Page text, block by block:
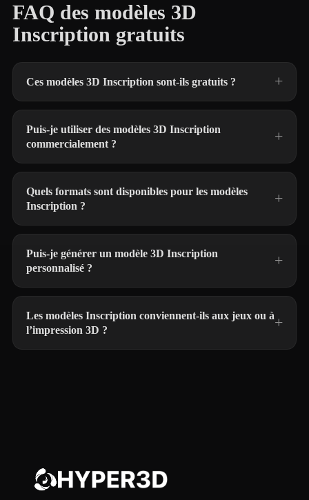
FAQ des modèles 3D
Inscription gratuits
Ces modèles 3D Inscription sont-ils gratuits ?
Puis-je utiliser des modèles 3D Inscription
commercialement ?
Quels formats sont disponibles pour les modèles
Inscription ?
Puis-je générer un modèle 3D Inscription
personnalisé ?
Les modèles Inscription conviennent-ils aux jeux ou à
l’impression 3D ?